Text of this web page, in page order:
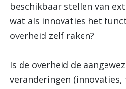
beschikbaar stellen van
wat als innovaties het
overheid zelf raken?
Is de overheid de
veranderingen